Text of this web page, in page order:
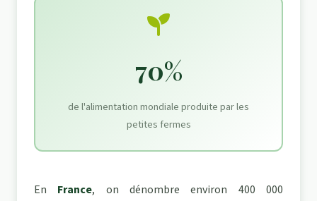
70%
de l'alimentation mondiale produite par les
petites fermes
En France, on dénombre environ 400 000